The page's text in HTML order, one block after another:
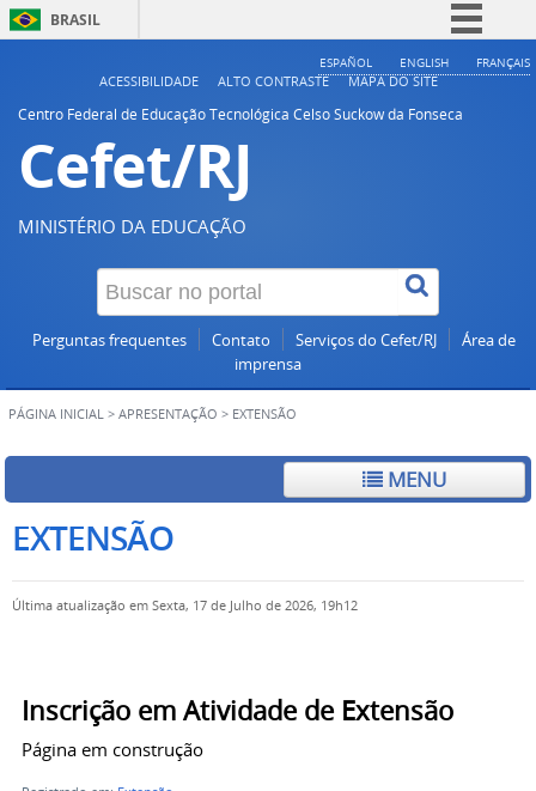
BRASIL
Simplifique!
ESPAÑOL ENGLISH FRANÇAIS
ACESSIBILIDADE ALTO CONTRASTE
MAPA DO SITE
Centro Federal de Educação Tecnológica Celso Suckow da Fonseca
Cefet/RJ
MINISTÉRIO DA EDUCAÇÃO
Perguntas frequentes Contato Serviços do Cefet/RJ
Área de
imprensa
PÁGINA INICIAL > APRESENTAÇÃO > EXTENSÃO
MENU
EXTENSÃO
Última atualização em Sexta, 17 de Julho de 2026, 19h12
Inscrição em Atividade de Extensão
Página em construção